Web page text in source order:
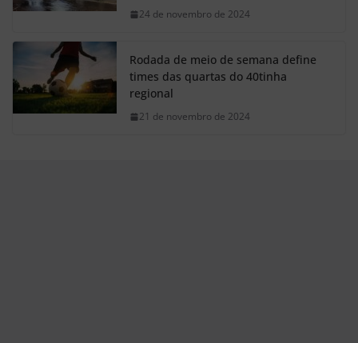
24 de novembro de 2024
Rodada de meio de semana define
times das quartas do 40tinha
regional
21 de novembro de 2024